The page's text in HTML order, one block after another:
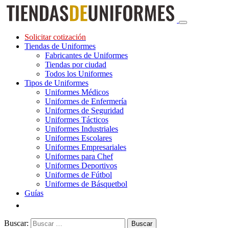
Solicitar cotización
Tiendas de Uniformes
Fabricantes de Uniformes
Tiendas por ciudad
Todos los Uniformes
Tipos de Uniformes
Uniformes Médicos
Uniformes de Enfermería
Uniformes de Seguridad
Uniformes Tácticos
Uniformes Industriales
Uniformes Escolares
Uniformes Empresariales
Uniformes para Chef
Uniformes Deportivos
Uniformes de Fútbol
Uniformes de Básquetbol
Guías
Buscar: